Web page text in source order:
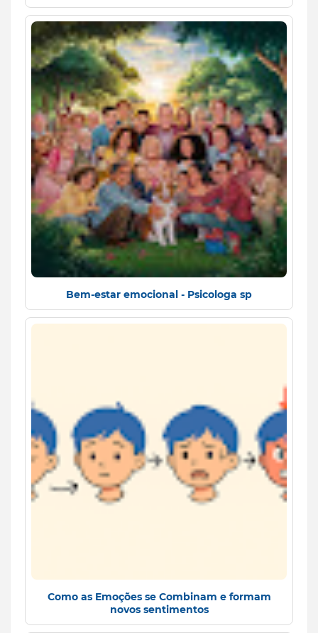
Bem-estar emocional - Psicologa sp
Como as Emoções se Combinam e formam
novos sentimentos